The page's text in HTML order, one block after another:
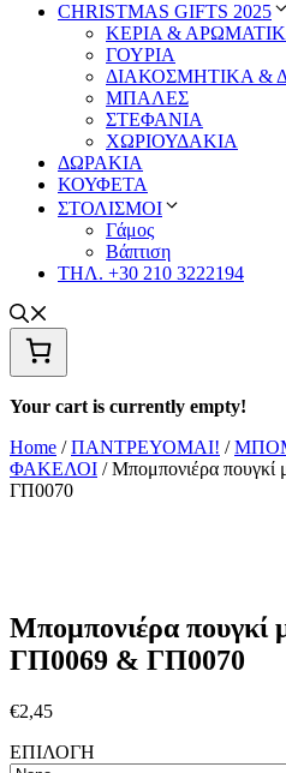
CHRISTMAS GIFTS 2025
ΚΕΡΙΑ &
ΓΟΥΡΙΑ
ΔΙΑΚΟΣΜΗΤΙΚΑ &
ΜΠΑΛΕΣ
ΣΤΕΦΑΝΙΑ
ΧΩΡΙΟΥΔΑΚΙΑ
ΔΩΡΑΚΙΑ
ΚΟΥΦΕΤΑ
ΣΤΟΛΙΣΜΟΙ
Γάμος
Βάπτιση
ΤΗΛ. +30 210 3222194
Your cart is currently empty!
Home /ΠΑΝΤΡΕΥΟΜΑΙ! /
ΦΑΚΕΛΟΙ / Μπομπονιέρα πουγκί
ΓΠ0070
Μπομπονιέρα πουγκί
ΓΠ0069 & ΓΠ0070
€2,45
ΕΠΙΛΟΓΗ